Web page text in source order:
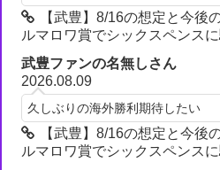
【武豊】8/16の想定と今
ルマロワ賞でシックスペンス
武豊ファンの名無しさん
2026.08.09
久しぶりの海外勝利期待したい
【武豊】8/16の想定と今
ルマロワ賞でシックスペンス